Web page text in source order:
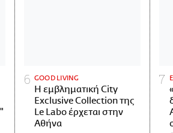
GOOD LIVING
Η εμβληματική City
Exclusive Collection της
Le Labo έρχεται στην
Αθήνα